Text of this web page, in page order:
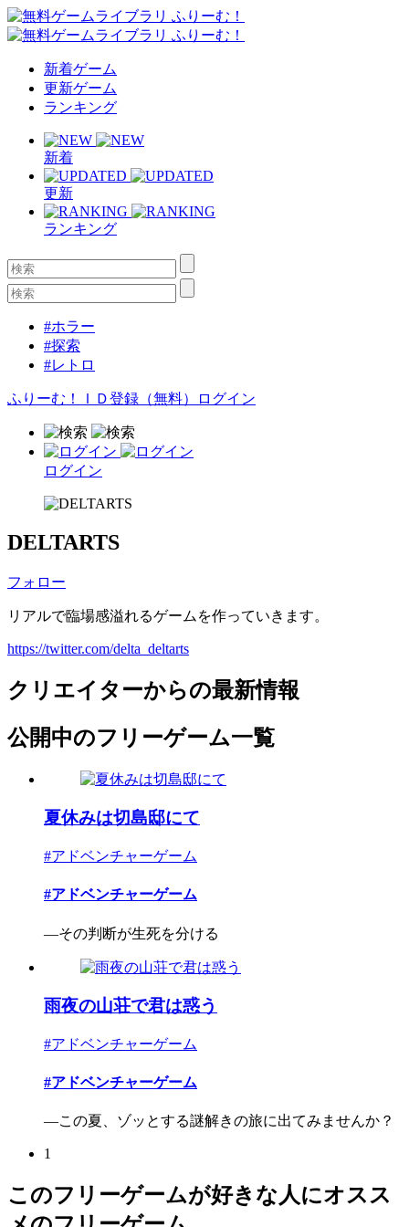
新着ゲーム
更新ゲーム
ランキング
新着
更新
ランキング
#ホラー
#探索
#レトロ
ふりーむ！ＩＤ登録（無料） ログイン
ログイン
DELTARTS
フォロー
リアルで臨場感溢れるゲームを作っていきます。
https://twitter.com/delta_deltarts
クリエイターからの最新情報
公開中のフリーゲーム一覧
夏休みは切島邸にて
#アドベンチャーゲーム
#アドベンチャーゲーム
―その判断が生死を分ける
雨夜の山荘で君は惑う
#アドベンチャーゲーム
#アドベンチャーゲーム
―この夏、ゾッとする謎解きの旅に出てみませんか？
1
このフリーゲームが好きな人にオスス